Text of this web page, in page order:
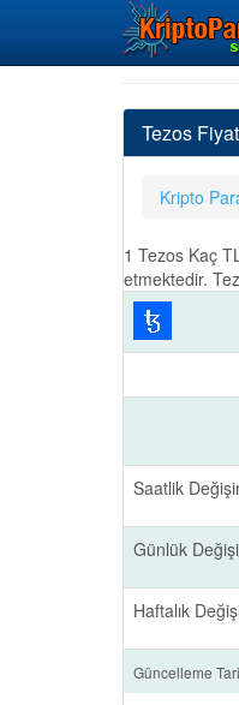
Tezos
Kripto
1 Tezos Kaç
etmektedir.
Saatlik
Günlük
Haftalık
Güncelleme